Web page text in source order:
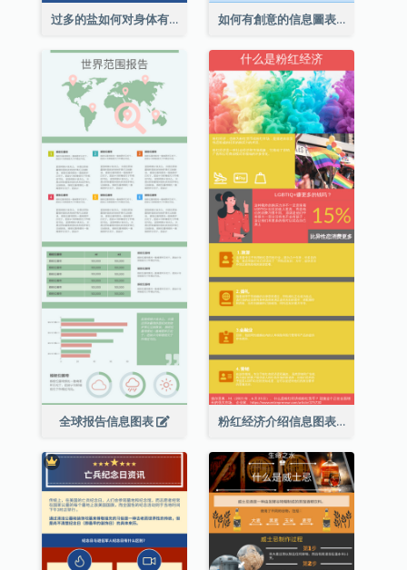
过多的盐如何对身体有害信息图表 如何有創意的信息圖表
全球报告信息图表 粉红经济介绍信息图表